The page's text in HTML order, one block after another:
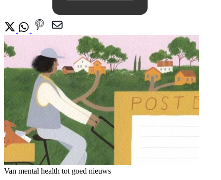
Van mental health tot goed nieuws